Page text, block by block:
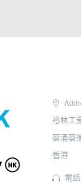
裕林工
葵涌葵
香港
電話